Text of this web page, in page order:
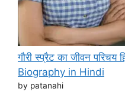
गौरी स्प्रैट का जीवन
Biography in Hindi
by patanahi